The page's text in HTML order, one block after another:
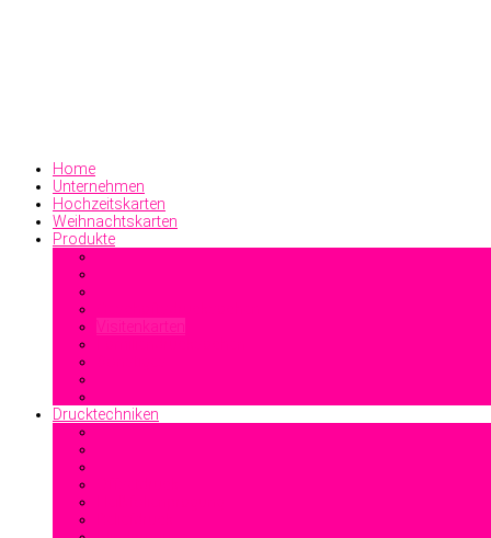
Home
Unternehmen
Hochzeitskarten
Weihnachtskarten
Produkte
Visitenkarten
Drucktechniken